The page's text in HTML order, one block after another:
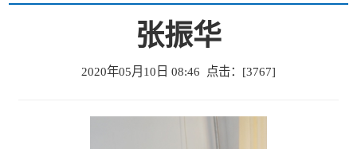
张振华
2020年05月10日 08:46 点击：[3767]